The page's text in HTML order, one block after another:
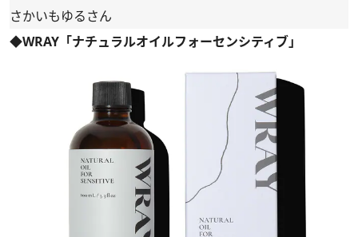
さかいもゆるさん
◆WRAY「ナチュラルオイルフォーセンシティブ」